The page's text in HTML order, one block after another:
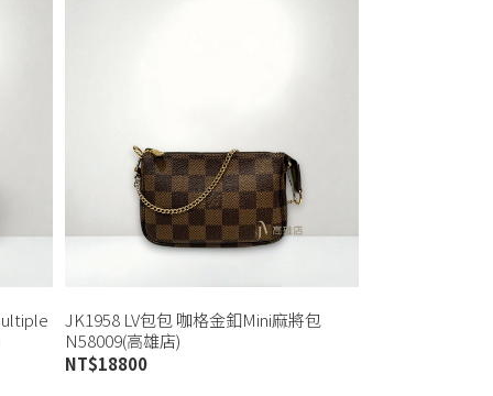
JK1958 LV包包 咖格金釦Mini麻將包
N58009(高雄店)
NT$18800